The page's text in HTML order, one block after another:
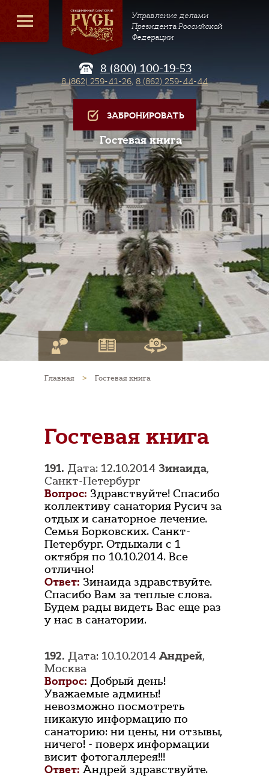
Управление делами
Президента Российской
Федерации
8 (800) 100-19-53
8 (862) 259-41-26, 8 (862) 259-44-44
ЗАБРОНИРОВАТЬ
Гостевая книга
Главная > Гостевая книга
Гостевая книга
191. Дата: 12.10.2014 Зинаида,
Санкт-Петербург
Вопрос: Здравствуйте! Спасибо
коллективу санатория Русич за
отдых и санаторное лечение.
Семья Борковских. Санкт-
Петербург. Отдыхали с 1
октября по 10.10.2014. Все
отлично!
Ответ: Зинаида здравствуйте.
Спасибо Вам за теплые слова.
Будем рады видеть Вас еще раз
у нас в санатории.
192. Дата: 10.10.2014Андрей,
Москва
Вопрос: Добрый день!
Уважаемые админы!
невозможно посмотреть
никакую информацию по
санаторию: ни цены, ни отзывы,
ничего! - поверх информации
висит фотогаллерея!!!
Ответ: Андрей здравствуйте.